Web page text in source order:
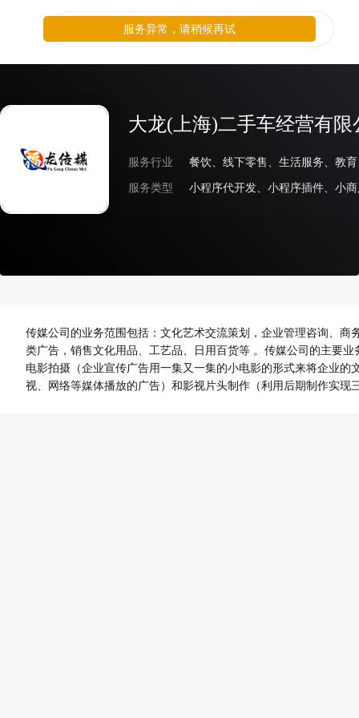
大龙(上海)二手车经营有限
服务行业
服务类型
传媒公司的业务范围包括：文化艺术交流策划，企业管理咨询、
类广告，销售文化用品、工艺品、日用百货等 。传媒公司的主要
电影拍摄（企业宣传广告用一集又一集的小电影的形式来将企业
视、网络等媒体播放的广告）和影视片头制作（利用后期制作实现
服务异常，请稍候再试